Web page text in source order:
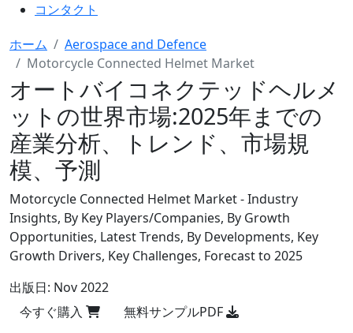
コンタクト
ホーム
Aerospace and Defence
Motorcycle Connected Helmet Market
オートバイコネクテッドヘルメ
ットの世界市場:2025年までの
産業分析、トレンド、市場規
模、予測
Motorcycle Connected Helmet Market - Industry
Insights, By Key Players/Companies, By Growth
Opportunities, Latest Trends, By Developments, Key
Growth Drivers, Key Challenges, Forecast to 2025
出版日: Nov 2022
今すぐ購入
無料サンプルPDF